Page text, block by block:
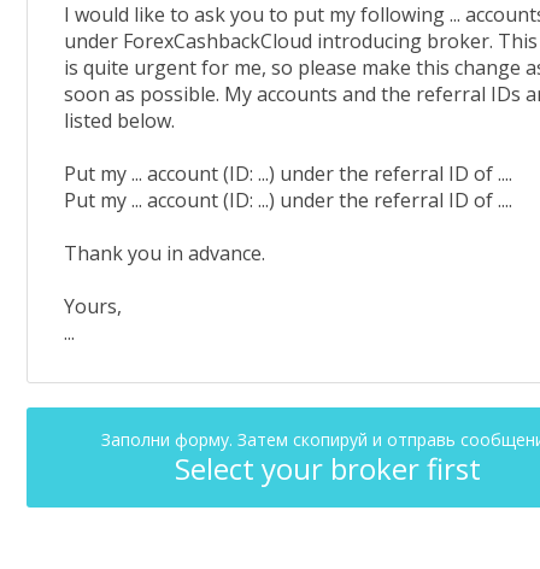
I would like to ask you to put my following ...
under ForexCashbackCloud introducing broker.
is quite urgent for me, so please make this change
soon as possible. My accounts and the referral IDs
listed below.
Put my ... account (ID: ...) under the referral ID of ....
Put my ... account (ID: ...) under the referral ID of ....
Thank you in advance.
Yours,
...
Заполни форму. Затем скопируй и отправь
Select your broker first